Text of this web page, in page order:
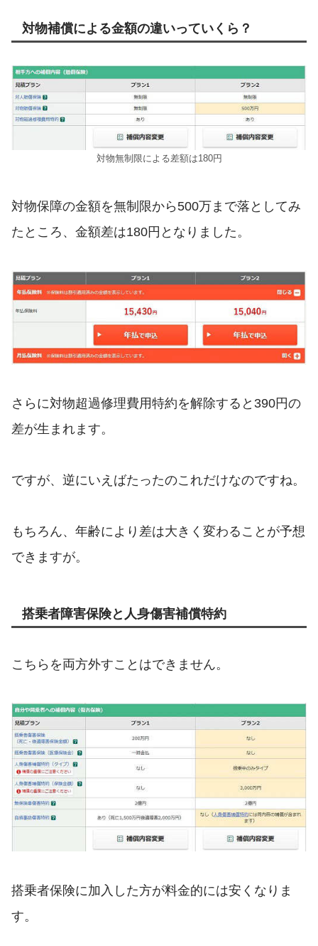
対物補償による金額の違いっていくら？
対物無制限による差額は180円
対物保障の金額を無制限から500万まで落としてみ
たところ、金額差は180円となりました。
さらに対物超過修理費用特約を解除すると390円の
差が生まれます。
ですが、逆にいえばたったのこれだけなのですね。
もちろん、年齢により差は大きく変わることが予想
できますが。
搭乗者障害保険と人身傷害補償特約
こちらを両方外すことはできません。
搭乗者保険に加入した方が料金的には安くなりま
す。